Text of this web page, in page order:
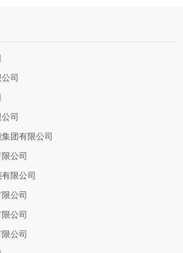
司
司
团有限公司
公司
限公司
公司
公司
公司